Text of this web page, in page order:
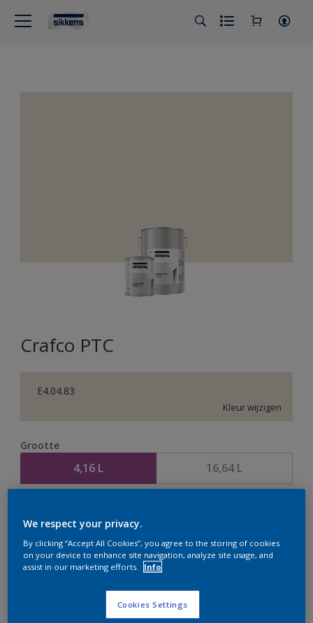
Crafco PTC
E4.04.83
Kleur wijzigen
Grootte
4,16 L 16,64 L
te bestellen. Houd de website in de gaten, we werken
er hard aan om de voorraad aan te vullen.
We respect your privacy.
By clicking “Accept All Cookies”, you agree to the storing of cookies
on your device to enhance site navigation, analyze site usage, and
assist in our marketing efforts.
Info
Cookies Settings